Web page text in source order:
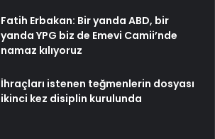
Fatih Erbakan: Bir yanda ABD, bir
yanda YPG biz de Emevi Camii’nde
namaz kılıyoruz
İhraçları istenen teğmenlerin dosyası
ikinci kez disiplin kurulunda